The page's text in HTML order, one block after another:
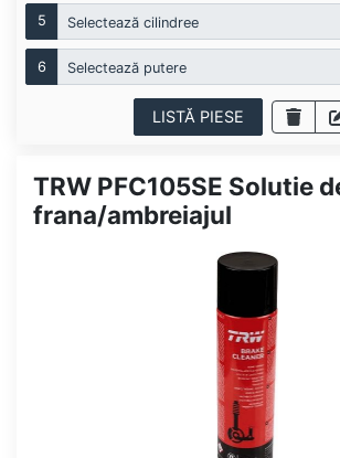
5 Selectează cilindree
6 Selectează putere
LISTĂ PIESE
TRW PFC105SE Solutie
frana/ambreiajul